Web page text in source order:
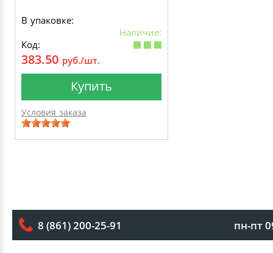
В упаковке:
Наличие:
Код:
383.50 руб./шт.
Купить
Условия заказа
8 (861) 200-25-91 пн-пт